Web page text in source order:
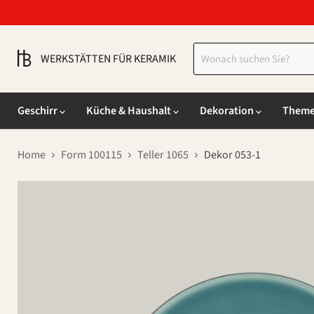
WERKSTÄTTEN FÜR KERAMIK
Geschirr
Küche & Haushalt Dekoration
Home Form 100115 Teller 1065 Dekor 053-1